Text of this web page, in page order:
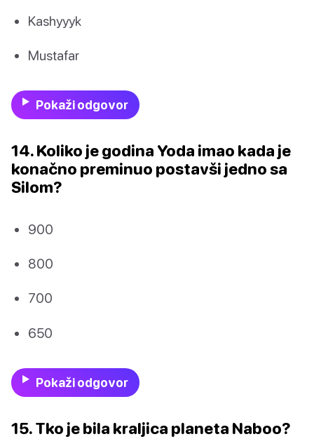
Kashyyyk
Mustafar
Pokaži odgovor
14. Koliko je godina Yoda imao kada je
konačno preminuo postavši jedno sa
Silom?
900
800
700
650
Pokaži odgovor
15. Tko je bila kraljica planeta Naboo?